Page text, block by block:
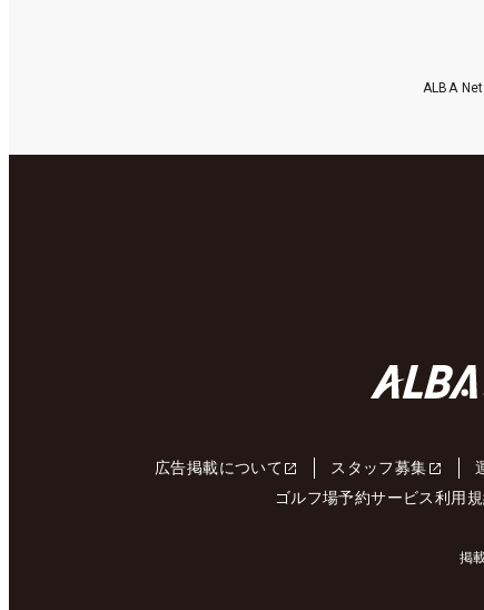
ALBA
広告掲載について スタッフ募集
ゴルフ場予約サービス利用
掲